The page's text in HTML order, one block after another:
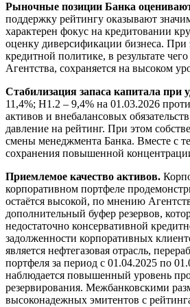
Рыночные позиции Банка
поддержку рейтингу оказывают
характерен фокус на кредитовании
оценку диверсификации бизнеса. При
кредитной политике, в результате
Агентства, сохраняется на высоком
Стабилизация запаса капитала при
11,4%; Н1.2 – 9,4% на 01.03.2026
активов и внебалансовых
давление на рейтинг. При этом
смены менеджмента Банка. Вместе с
сохранения повышенной
Приемлемое качество активов.
корпоративном портфеле
остаётся высокой, по мнению
дополнительный буфер резервов,
недостаточно консервативной
задолженности корпоративных
является нефтегазовая отрасль,
портфеля за период с 01.04.2025 по
наблюдается повышенный уровень
резервирования. Межбанковскими
высоконадежных эмитентов с